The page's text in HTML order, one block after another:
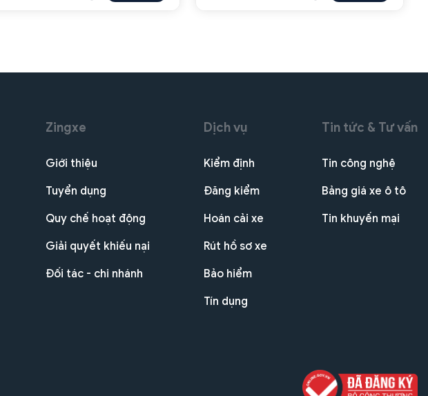
Zingxe
Giới thiệu
Tuyển dụng
Quy chế hoạt động
Giải quyết khiếu nại
Đối tác - chi nhánh
Dịch vụ
Kiểm định
Đăng kiểm
Hoán cải xe
Rút hồ sơ xe
Bảo hiểm
Tín dụng
Tin tức & Tư vấn
Tin công nghệ
Bảng giá xe ô tô
Tin khuyến mại